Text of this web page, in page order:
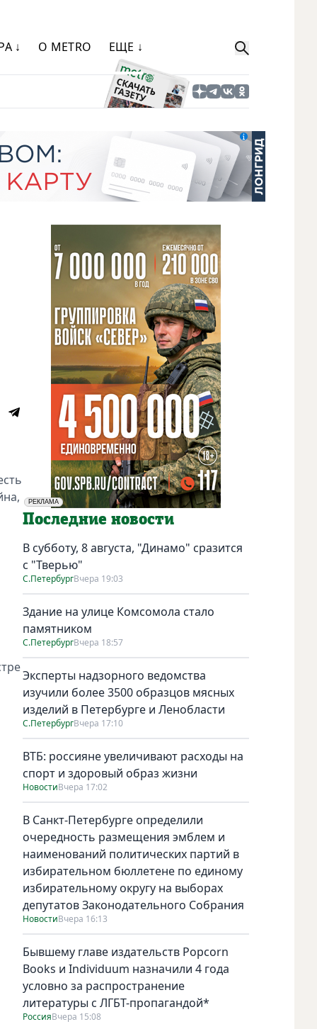
↓ О METRO ЕЩЕ ↓
РЕКЛАМА
Социальная реклама
Последние новости
В субботу, 8 августа, "Динамо" сразится
с "Тверью"
С.ПетербургВчера 19:03
Здание на улице Комсомола стало
памятником
С.ПетербургВчера 18:57
Эксперты надзорного ведомства
изучили более 3500 образцов мясных
изделий в Петербурге и Ленобласти
С.ПетербургВчера 17:10
ВТБ: россияне увеличивают расходы на
спорт и здоровый образ жизни
НовостиВчера 17:02
В Санкт-Петербурге определили
очередность размещения эмблем и
наименований политических партий в
избирательном бюллетене по единому
избирательному округу на выборах
депутатов Законодательного Собрания
НовостиВчера 16:13
Бывшему главе издательств Popcorn
Books и Individuum назначили 4 года
условно за распространение
литературы с ЛГБТ-пропагандой*
РоссияВчера 15:08